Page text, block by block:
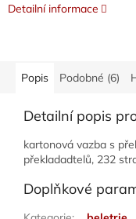
Detailní informace
Popis Podobné (6)
Detailní popis
kartonová vazba s
překladadtelů, 232
Doplňkové